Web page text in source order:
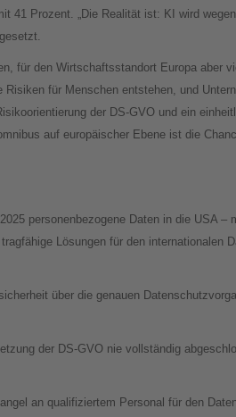
41 Prozent. „Die Realität ist: KI wird
für den Wirtschaftsstandort Europa aber
für Menschen entstehen, und
der DS-GVO und ein
auf europäischer Ebene ist die
personenbezogene Daten in die USA –
Lösungen für den internationalen
über die genauen
der DS-GVO nie vollständig
an qualifiziertem Personal für den